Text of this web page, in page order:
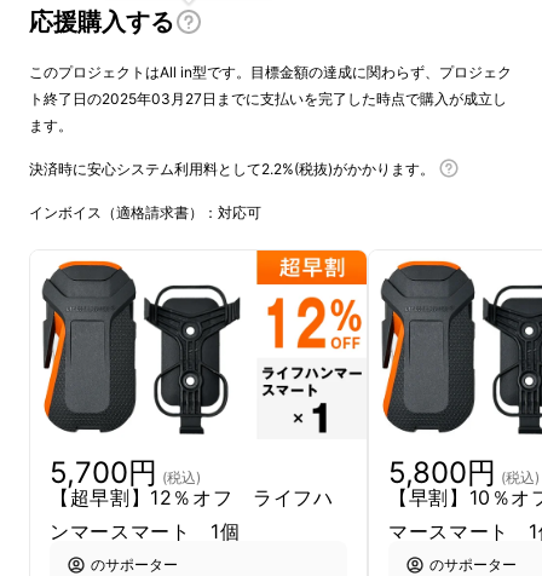
応援購入する
このプロジェクトはAll in型です。目標金額の達成に関わらず、プロジェク
ト終了日の2025年03月27日までに支払いを完了した時点で購入が成立し
ます。
決済時に安心システム利用料として2.2%(税抜)がかかります。
インボイス（適格請求書）：対応可
5,700円 (税込)
【超早割】12％オフ ライフハ
ンマースマート 1個
のサポーター
5,800円 (税込)
【早割】10％
マースマート 1
のサポーター